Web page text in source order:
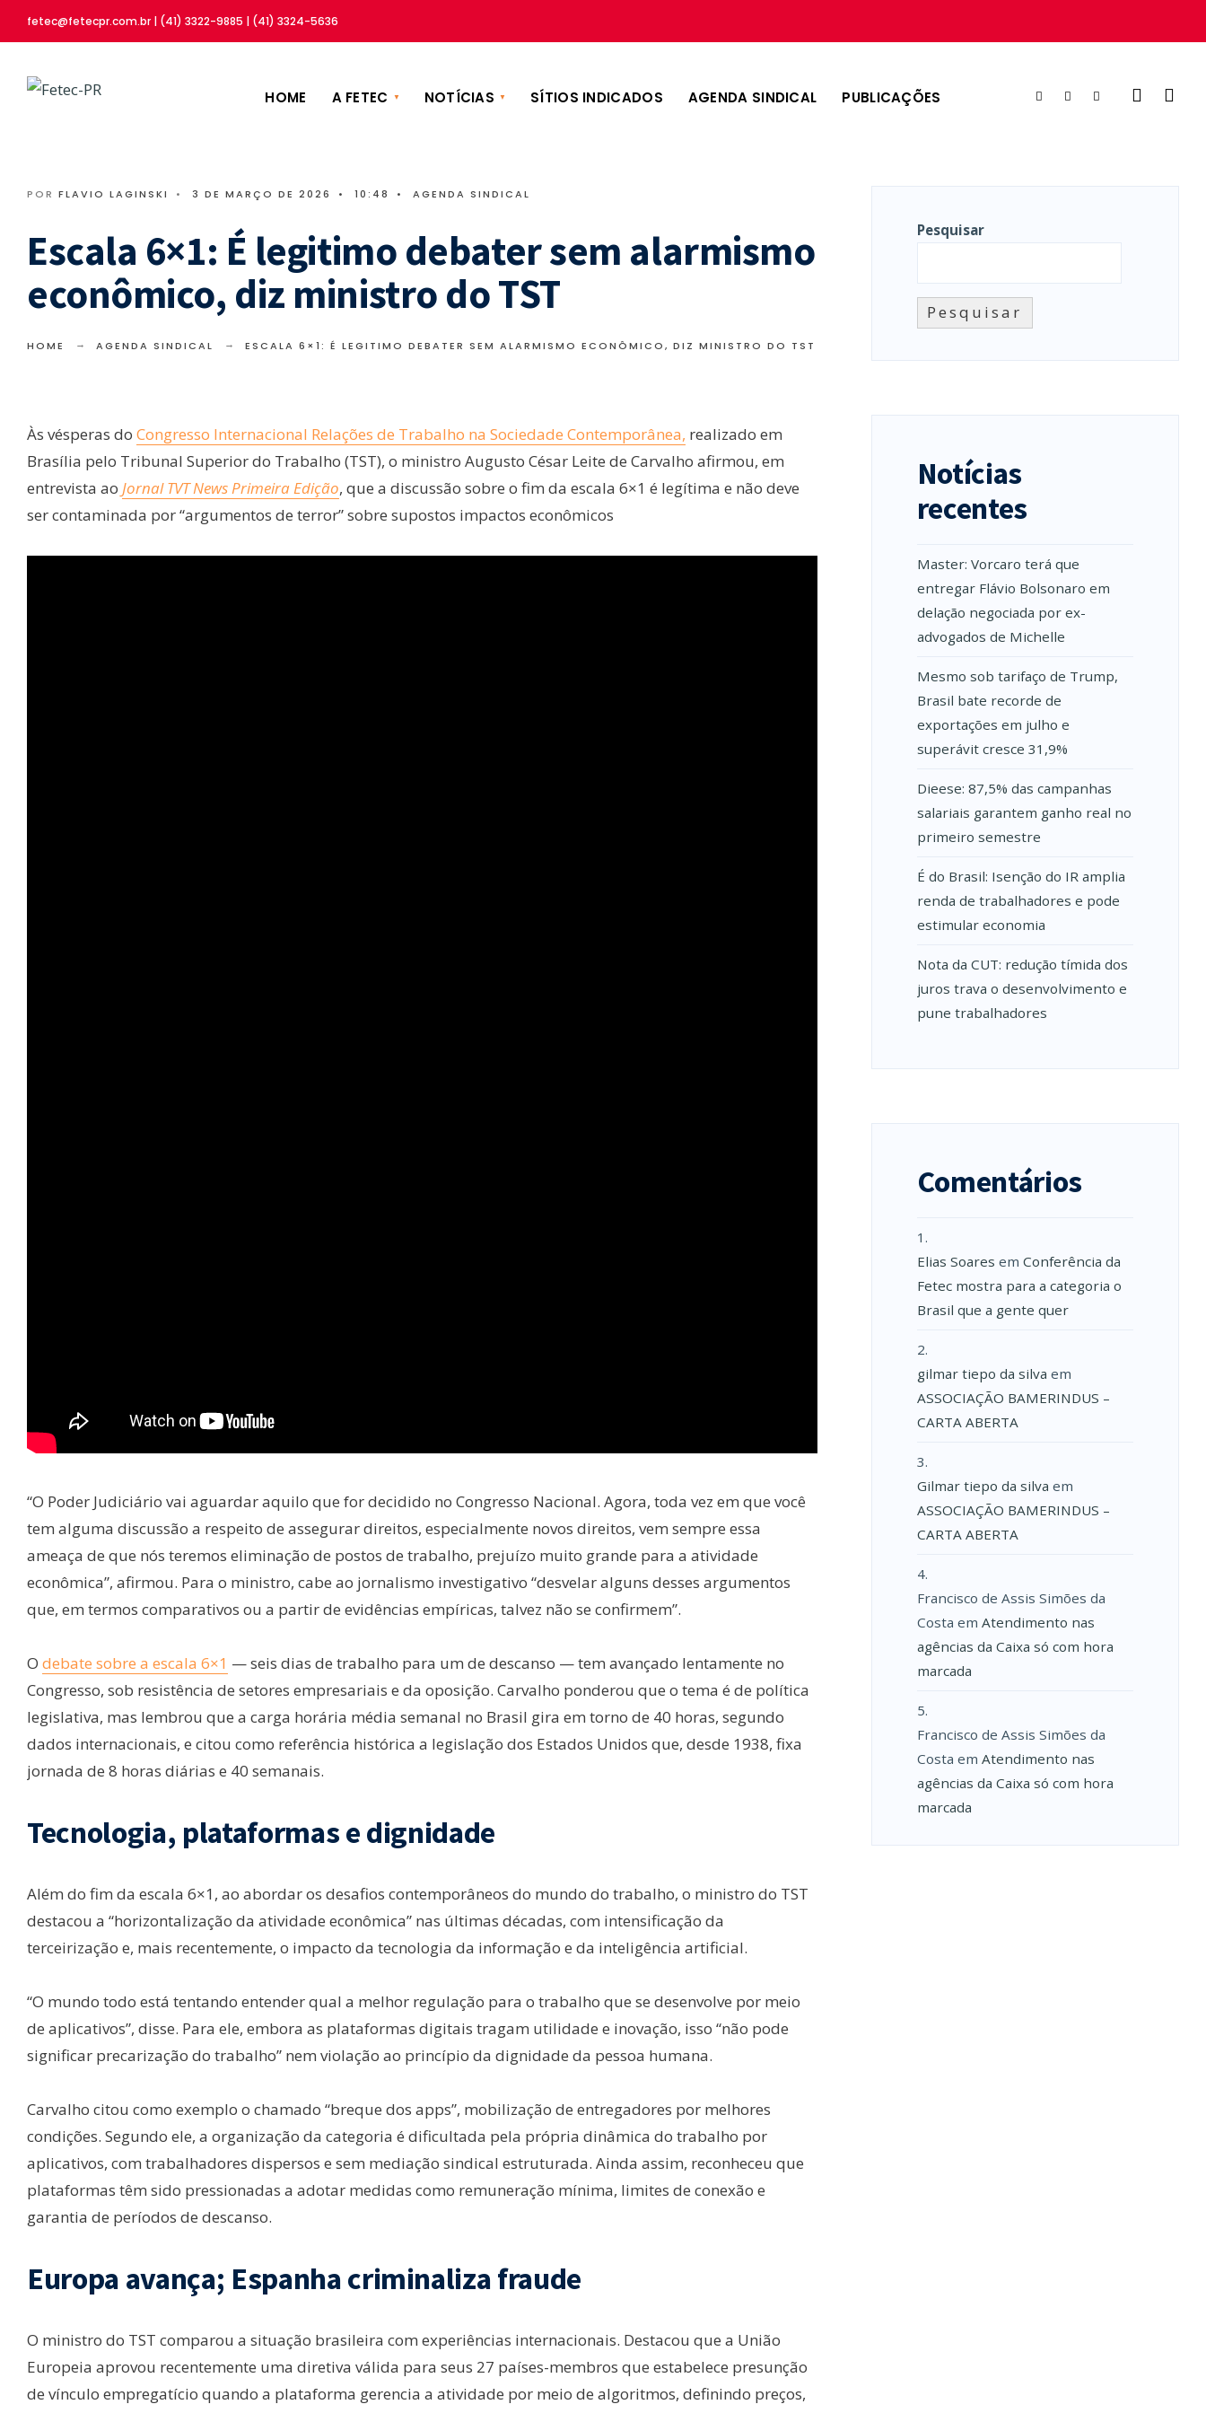
fetec@fetecpr.com.br | (41) 3322-9885 | (41) 3324-5636
HOME A FETEC NOTÍCIAS SÍTIOS INDICADOS AGENDA SINDICAL PUBLICAÇÕES
POR FLAVIO LAGINSKI • 3 DE MARÇO DE 2026 • 10:48 • AGENDA SINDICAL
Escala 6×1: É legitimo debater sem alarmismo
econômico, diz ministro do TST
HOME AGENDA SINDICAL ESCALA 6×1: É LEGITIMO DEBATER SEM ALARMISMO ECONÔMICO, DIZ MINISTRO DO TST
Às vésperas do Congresso Internacional Relações de Trabalho na Sociedade Contemporânea, realizado em
Brasília pelo Tribunal Superior do Trabalho (TST), o ministro Augusto César Leite de Carvalho afirmou, em
entrevista ao Jornal TVT News Primeira Edição, que a discussão sobre o fim da escala 6×1 é legítima e não deve
ser contaminada por “argumentos de terror” sobre supostos impactos econômicos
“O Poder Judiciário vai aguardar aquilo que for decidido no Congresso Nacional. Agora, toda vez em que você
tem alguma discussão a respeito de assegurar direitos, especialmente novos direitos, vem sempre essa
ameaça de que nós teremos eliminação de postos de trabalho, prejuízo muito grande para a atividade
econômica”, afirmou. Para o ministro, cabe ao jornalismo investigativo “desvelar alguns desses argumentos
que, em termos comparativos ou a partir de evidências empíricas, talvez não se confirmem”.
O debate sobre a escala 6×1 — seis dias de trabalho para um de descanso — tem avançado lentamente no
Congresso, sob resistência de setores empresariais e da oposição. Carvalho ponderou que o tema é de política
legislativa, mas lembrou que a carga horária média semanal no Brasil gira em torno de 40 horas, segundo
dados internacionais, e citou como referência histórica a legislação dos Estados Unidos que, desde 1938, fixa
jornada de 8 horas diárias e 40 semanais.
Tecnologia, plataformas e dignidade
Além do fim da escala 6×1, ao abordar os desafios contemporâneos do mundo do trabalho, o ministro do TST
destacou a “horizontalização da atividade econômica” nas últimas décadas, com intensificação da
terceirização e, mais recentemente, o impacto da tecnologia da informação e da inteligência artificial.
“O mundo todo está tentando entender qual a melhor regulação para o trabalho que se desenvolve por meio
de aplicativos”, disse. Para ele, embora as plataformas digitais tragam utilidade e inovação, isso “não pode
significar precarização do trabalho” nem violação ao princípio da dignidade da pessoa humana.
Carvalho citou como exemplo o chamado “breque dos apps”, mobilização de entregadores por melhores
condições. Segundo ele, a organização da categoria é dificultada pela própria dinâmica do trabalho por
aplicativos, com trabalhadores dispersos e sem mediação sindical estruturada. Ainda assim, reconheceu que
plataformas têm sido pressionadas a adotar medidas como remuneração mínima, limites de conexão e
garantia de períodos de descanso.
Europa avança; Espanha criminaliza fraude
O ministro do TST comparou a situação brasileira com experiências internacionais. Destacou que a União
Europeia aprovou recentemente uma diretiva válida para seus 27 países-membros que estabelece presunção
de vínculo empregatício quando a plataforma gerencia a atividade por meio de algoritmos, definindo preços,
Pesquisar
Pesquisar
Notícias
recentes
Master: Vorcaro terá que
entregar Flávio Bolsonaro em
delação negociada por ex-
advogados de Michelle
Mesmo sob tarifaço de Trump,
Brasil bate recorde de
exportações em julho e
superávit cresce 31,9%
Dieese: 87,5% das campanhas
salariais garantem ganho real no
primeiro semestre
É do Brasil: Isenção do IR amplia
renda de trabalhadores e pode
estimular economia
Nota da CUT: redução tímida dos
juros trava o desenvolvimento e
pune trabalhadores
Comentários
Elias Soares em Conferência da
Fetec mostra para a categoria o
Brasil que a gente quer
gilmar tiepo da silva em
ASSOCIAÇÃO BAMERINDUS –
CARTA ABERTA
Gilmar tiepo da silva em
ASSOCIAÇÃO BAMERINDUS –
CARTA ABERTA
Francisco de Assis Simões da
Costa em Atendimento nas
agências da Caixa só com hora
marcada
Francisco de Assis Simões da
Costa em Atendimento nas
agências da Caixa só com hora
marcada